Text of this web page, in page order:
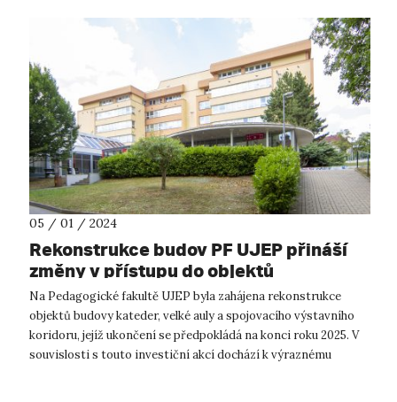
05 / 01 / 2024
Rekonstrukce budov PF UJEP přináší
změny v přístupu do objektů
Na Pedagogické fakultě UJEP byla zahájena rekonstrukce
objektů budovy kateder, velké auly a spojovacího výstavního
koridoru, jejíž ukončení se předpokládá na konci roku 2025. V
souvislosti s touto investiční akcí dochází k výraznému